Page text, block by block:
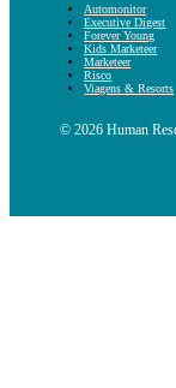
Automonitor
Executive Digest
Forever Young
Kids Marketeer
Marketeer
Risco
Viagens & Resorts
© 2026 Human